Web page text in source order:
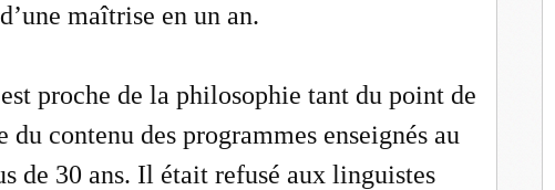
maîtrise en un an.
proche de la philosophie tant du point de
contenu des programmes enseignés au
de 30 ans. Il était refusé aux linguistes